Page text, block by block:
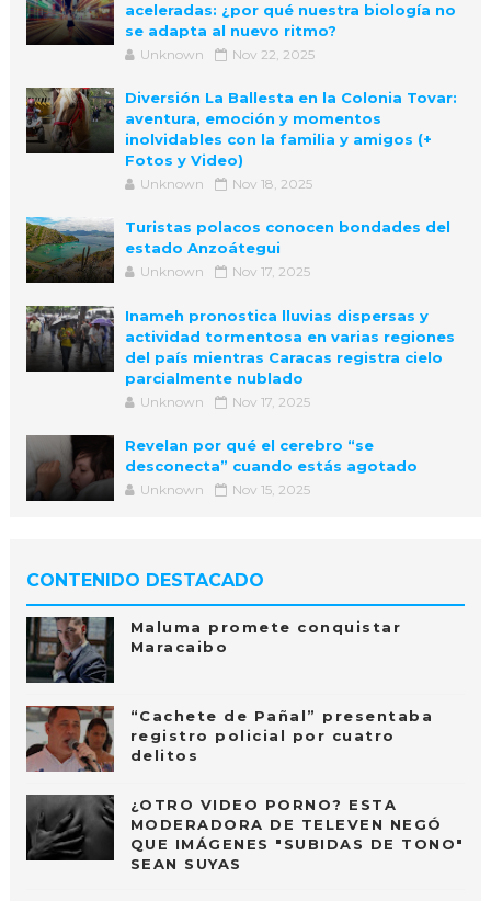
aceleradas: ¿por qué nuestra biología no
se adapta al nuevo ritmo?
Unknown Nov 22, 2025
Diversión La Ballesta en la Colonia Tovar:
aventura, emoción y momentos
inolvidables con la familia y amigos (+
Fotos y Video)
Unknown Nov 18, 2025
Turistas polacos conocen bondades del
estado Anzoátegui
Unknown Nov 17, 2025
Inameh pronostica lluvias dispersas y
actividad tormentosa en varias regiones
del país mientras Caracas registra cielo
parcialmente nublado
Unknown Nov 17, 2025
Revelan por qué el cerebro “se
desconecta” cuando estás agotado
Unknown Nov 15, 2025
CONTENIDO DESTACADO
Maluma promete conquistar
Maracaibo
“Cachete de Pañal” presentaba
registro policial por cuatro
delitos
¿OTRO VIDEO PORNO? ESTA
MODERADORA DE TELEVEN NEGÓ
QUE IMÁGENES "SUBIDAS DE TONO"
SEAN SUYAS